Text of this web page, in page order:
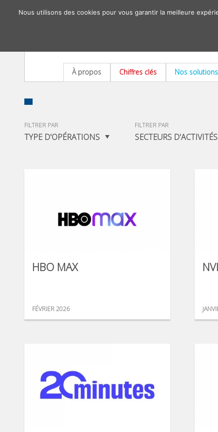
À propos Chiffres clés Nos solutions
FILTRER PAR
TYPE D'OPÉRATIONS
FILTRER PAR
SECTEURS D'ACTIVITÉS
HBO MAX
FÉVRIER 2026
Nous utilisons des cookies pour vous garantir la meilleure